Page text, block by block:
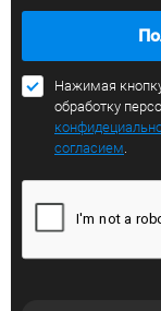
Нажимая
обработку
согласием.